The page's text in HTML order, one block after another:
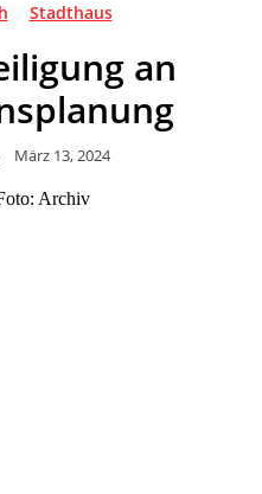
Stadthaus
an
März 13, 2024